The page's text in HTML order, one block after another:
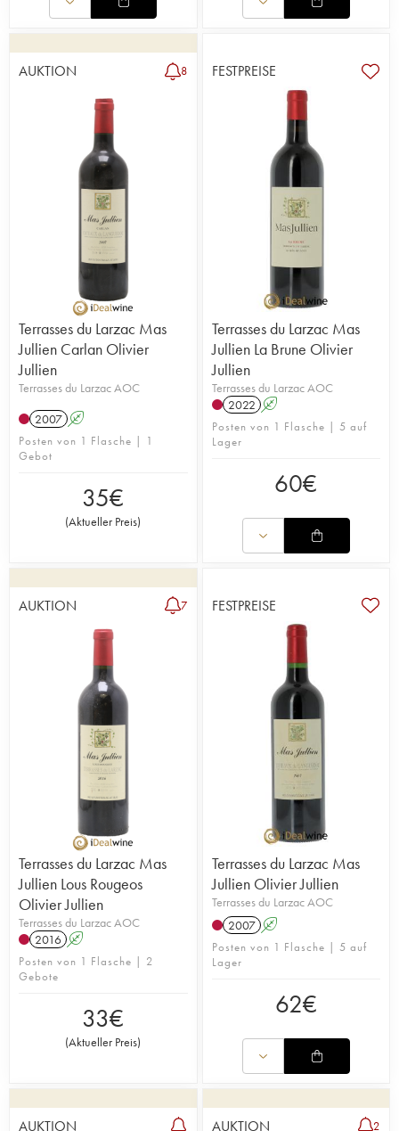
AUKTION 8
Terrasses du Larzac Mas
Jullien Carlan Olivier
Jullien
Terrasses du Larzac AOC
2007 A
Posten von 1 Flasche | 1
Gebot
35€
(Aktueller Preis)
FESTPREISE
Terrasses du Larzac Mas
Jullien La Brune Olivier
Jullien
Terrasses du Larzac AOC
2022 A
Posten von 1 Flasche | 5 auf
Lager
60€
AUKTION 7
Terrasses du Larzac Mas
Jullien Lous Rougeos
Olivier Jullien
Terrasses du Larzac AOC
2016 A
Posten von 1 Flasche | 2
Gebote
33€
(Aktueller Preis)
FESTPREISE
Terrasses du Larzac Mas
Jullien Olivier Jullien
Terrasses du Larzac AOC
2007 A
Posten von 1 Flasche | 5 auf
Lager
62€
AUKTION AUKTION 2